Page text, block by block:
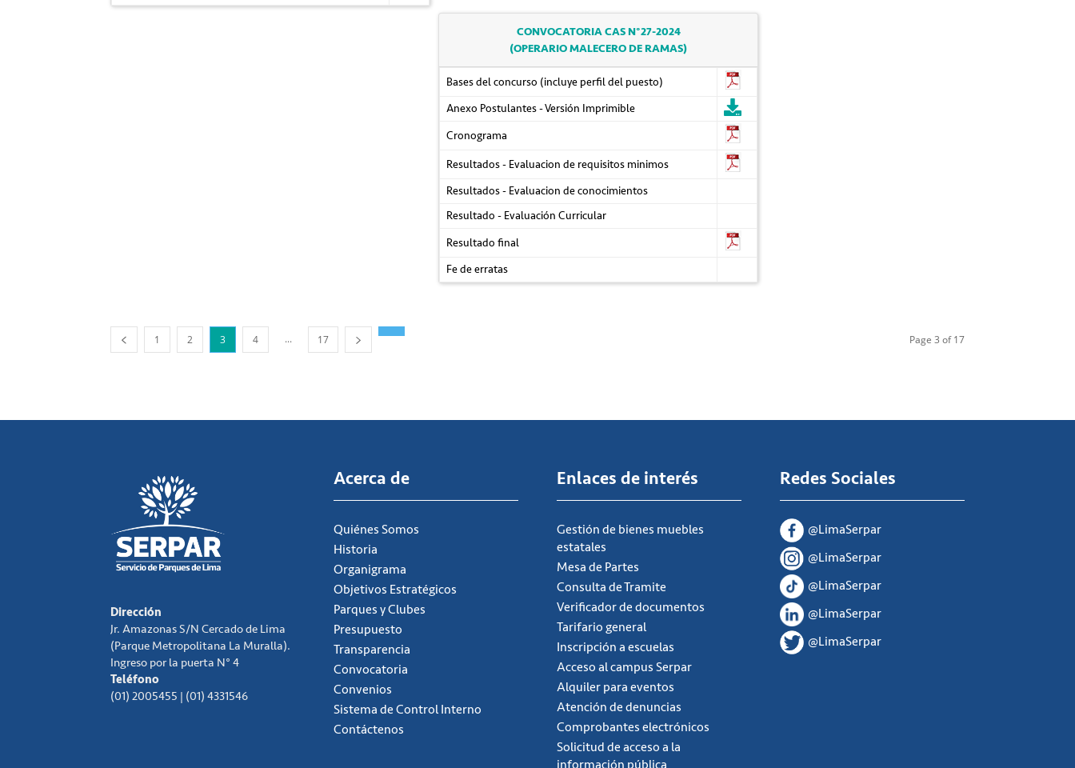
CONVOCATORIA CAS N°27-2024
(OPERARIO MALECERO DE RAMAS)
Bases del concurso (incluye perfil del puesto)
Anexo Postulantes - Versión Imprimible
Cronograma
Resultados - Evaluacion de requisitos minimos
Resultados - Evaluacion de conocimientos
Resultado - Evaluación Curricular
Resultado final
Fe de erratas
1 2 3 4 ... 17 Page 3 of 17
Dirección
Jr. Amazonas S/N Cercado de Lima
(Parque Metropolitana La Muralla).
Ingreso por la puerta N° 4
Teléfono
(01) 2005455 | (01) 4331546
Acerca de
Quiénes Somos
Historia
Organigrama
Objetivos Estratégicos
Parques y Clubes
Presupuesto
Transparencia
Convocatoria
Convenios
Sistema de Control Interno
Contáctenos
Enlaces de interés
Gestión de bienes muebles
estatales
Mesa de Partes
Consulta de Tramite
Verificador de documentos
Tarifario general
Inscripción a escuelas
Acceso al campus Serpar
Alquiler para eventos
Atención de denuncias
Comprobantes electrónicos
Solicitud de acceso a la
información pública
Redes Sociales
@LimaSerpar
@LimaSerpar
@LimaSerpar
@LimaSerpar
@LimaSerpar